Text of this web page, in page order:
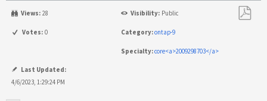
Views: 28 Visibility: Public
Votes: 0 Category:ontap-9
Specialty:core<a>2009298703</a>
Last Updated:
4/6/2023, 1:29:24 PM